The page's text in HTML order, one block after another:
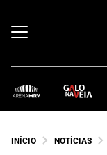
INÍCIO NOTÍCIAS